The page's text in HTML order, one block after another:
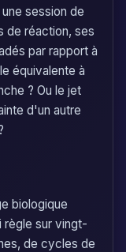
session de
de réaction, ses
par rapport à
équivalente à
? Ou le jet
d'un autre
biologique
règle sur vingt-
de cycles de